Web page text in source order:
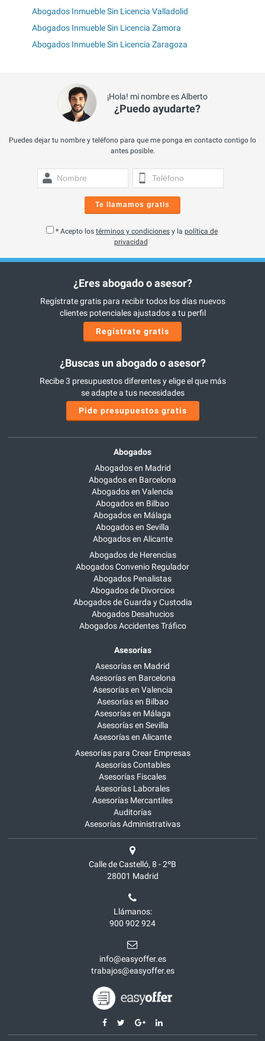
Abogados Inmueble Sin Licencia Valladolid
Abogados Inmueble Sin Licencia Zamora
Abogados Inmueble Sin Licencia Zaragoza
¡Hola! mi nombre es Alberto
¿Puedo ayudarte?
Puedes dejar tu nombre y teléfono para que me ponga en contacto contigo lo
antes posible.
Te llamamos gratis
* Acepto los términos y condiciones y la política de
privacidad
¿Eres abogado o asesor?
Regístrate gratis para recibir todos los días nuevos
clientes potenciales ajustados a tu perfil
Regístrate gratis
¿Buscas un abogado o asesor?
Recibe 3 presupuestos diferentes y elige el que más
se adapte a tus necesidades
Pide presupuestos gratis
Abogados
Abogados en Madrid
Abogados en Barcelona
Abogados en Valencia
Abogados en Bilbao
Abogados en Málaga
Abogados en Sevilla
Abogados en Alicante
Abogados de Herencias
Abogados Convenio Regulador
Abogados Penalistas
Abogados de Divorcios
Abogados de Guarda y Custodia
Abogados Desahucios
Abogados Accidentes Tráfico
Asesorías
Asesorías en Madrid
Asesorías en Barcelona
Asesorías en Valencia
Asesorías en Bilbao
Asesorías en Málaga
Asesorías en Sevilla
Asesorías en Alicante
Asesorías para Crear Empresas
Asesorías Contables
Asesorías Fiscales
Asesorías Laborales
Asesorías Mercantiles
Auditorías
Asesorías Administrativas
Calle de Castelló, 8 - 2ºB
28001 Madrid
Llámanos:
900 902 924
info@easyoffer.es
trabajos@easyoffer.es